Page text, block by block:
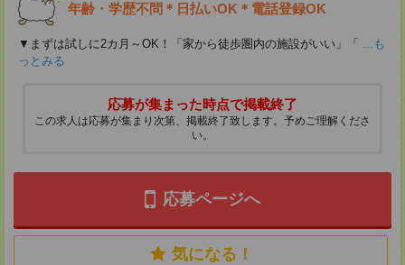
年齢・学歴不問＊日払いOK＊電話登録OK
▼まずは試しに2カ月～OK！「家から徒歩圏内の施設がいい」「 ...も
っとみる
応募が集まった時点で掲載終了
この求人は応募が集まり次第、掲載終了致します。予めご理解くださ
い。
応募ページへ
気になる！